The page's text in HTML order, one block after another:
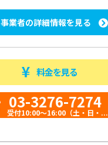
事業者の詳細情報を見る
料金を見る
03-3276-7274
受付10:00〜16:00（土・日・...